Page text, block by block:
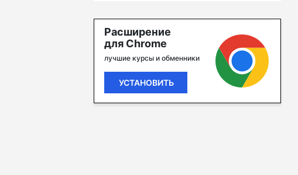
Расширение
для Chrome
лучшие курсы и обменники
УСТАНОВИТЬ